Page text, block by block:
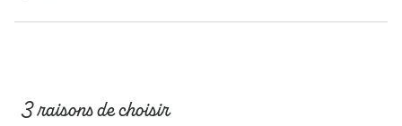
3 raisons de choisir